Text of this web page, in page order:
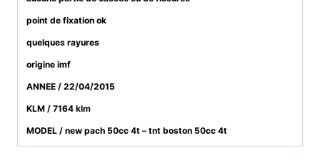
point de fixation ok
quelques rayures
origine imf
ANNEE / 22/04/2015
KLM / 7164 klm
MODEL / new pach 50cc 4t – tnt boston 50cc 4t